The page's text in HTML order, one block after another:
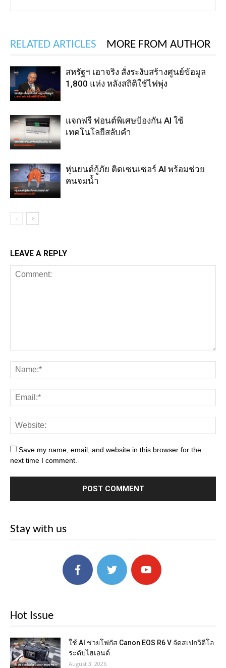
RELATED ARTICLES MORE FROM AUTHOR
สหรัฐฯ เอาจริง สั่งระงับสร้างศูนย์ข้อมูล
1,800 แห่ง หลังสถิติใช้ไฟพุ่ง
แจกฟรี ฟอนต์พิเศษป้องกัน AI ใช้
เทคโนโลยีสลับคำ
หุ่นยนต์กู้ภัย ติดเซนเซอร์ AI พร้อมช่วย
คนจมน้ำ
LEAVE A REPLY
Save my name, email, and website in this browser for the
next time I comment.
Stay with us
Hot Issue
ใช้ AI ช่วยโฟกัส Canon EOS R6 V จัดสเปกวิดีโอ
ระดับไฮเอนด์
August 3, 2026